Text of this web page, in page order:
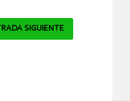
SIGUIENTE